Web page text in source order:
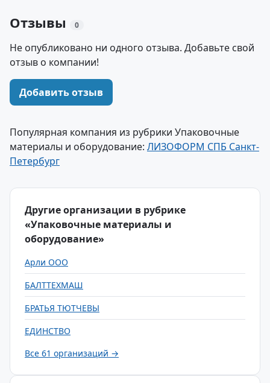
Отзывы 0
Не опубликовано ни одного отзыва. Добавьте свой
отзыв о компании!
Добавить отзыв
Популярная компания из рубрики Упаковочные
материалы и оборудование: ЛИЗОФОРМ СПБ Санкт-
Петербург
Другие организации в рубрике
«Упаковочные материалы и
оборудование»
Арли ООО
БАЛТТЕХМАШ
БРАТЬЯ ТЮТЧЕВЫ
ЕДИНСТВО
Все 61 организаций →